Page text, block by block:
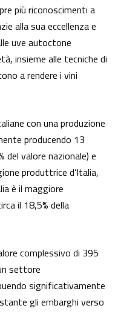
più riconoscimenti a
alla sua eccellenza e
uve autoctone
insieme alle tecniche di
a rendere i vini
con una produzione
producendo 13
del valore nazionale) e
produttrice d’Italia,
è il maggiore
il 18,5% della
complessivo di 395
settore
significativamente
gli embarghi verso